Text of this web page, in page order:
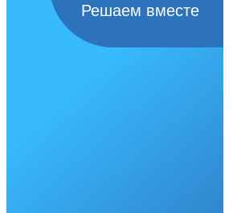
Решаем вместе